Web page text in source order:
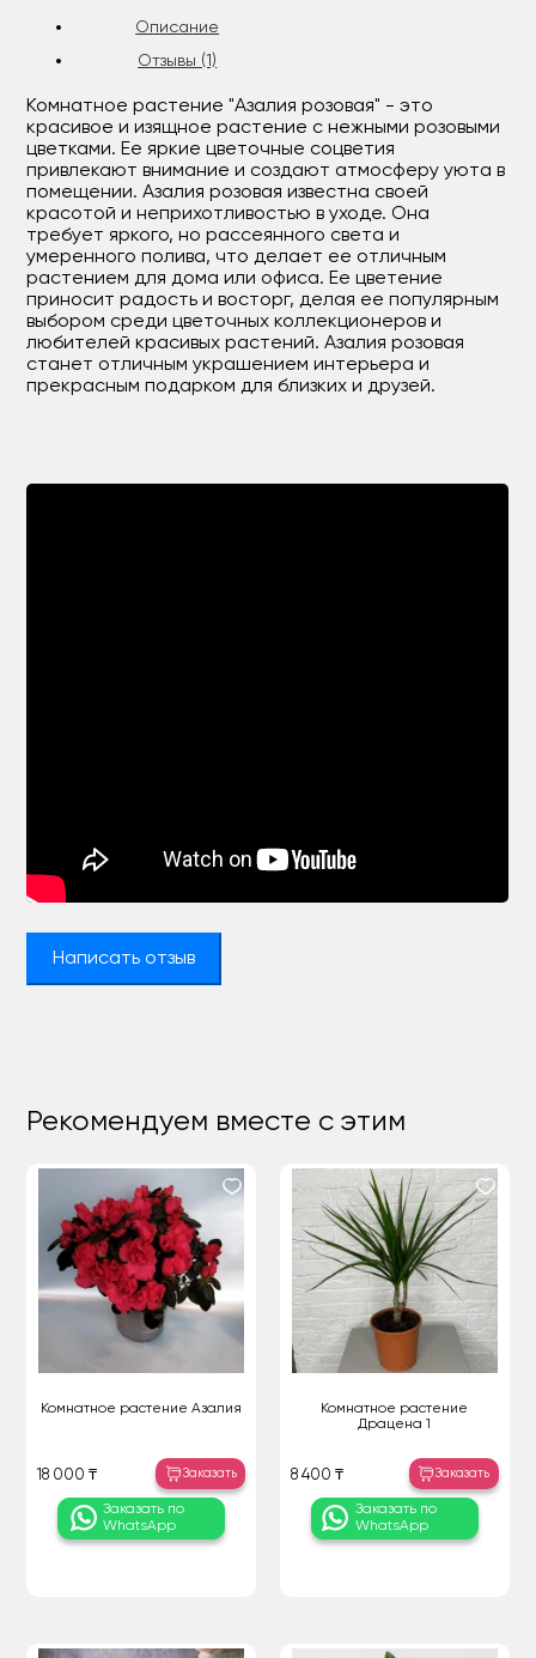
Описание
Отзывы (1)
Комнатное растение "Азалия розовая" - это
красивое и изящное растение с нежными розовыми
цветками. Ее яркие цветочные соцветия
привлекают внимание и создают атмосферу уюта в
помещении. Азалия розовая известна своей
красотой и неприхотливостью в уходе. Она
требует яркого, но рассеянного света и
умеренного полива, что делает ее отличным
растением для дома или офиса. Ее цветение
приносит радость и восторг, делая ее популярным
выбором среди цветочных коллекционеров и
любителей красивых растений. Азалия розовая
станет отличным украшением интерьера и
прекрасным подарком для близких и друзей.
Написать отзыв
Рекомендуем вместе с этим
Комнатное растение Азалия
18 000 ₸ Заказать
Заказать по
WhatsApp
Комнатное растение
Драцена 1
8 400 ₸ Заказать
Заказать по
WhatsApp